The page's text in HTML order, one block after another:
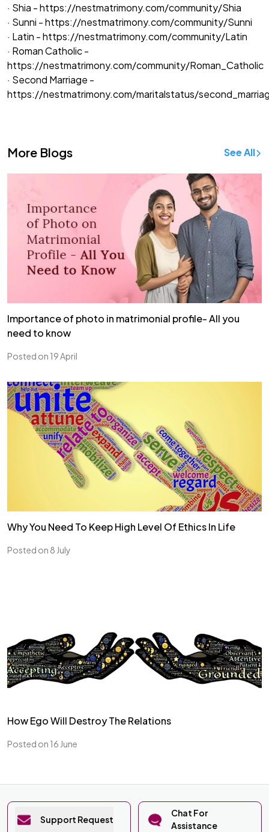
· Shia -https://nestmatrimony.com/community/Shia
· Sunni -https://nestmatrimony.com/community/Sunni
· Latin -https://nestmatrimony.com/community/Latin
· Roman Catholic -
https://nestmatrimony.com/community/Roman_Catholic
· Second Marriage -
https://nestmatrimony.com/maritalstatus/
More Blogs See All
Importance of photo in matrimonial profile- All you
need to know
Posted on 19 April
Why You Need To Keep High Level Of Ethics In Life
Posted on 8 July
How Ego Will Destroy The Relations
Posted on 16 June
Support Request
Chat For
Assistance